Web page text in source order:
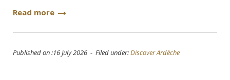
Read more
Published on :16 July 2026 - Filed under:Discover Ardèche